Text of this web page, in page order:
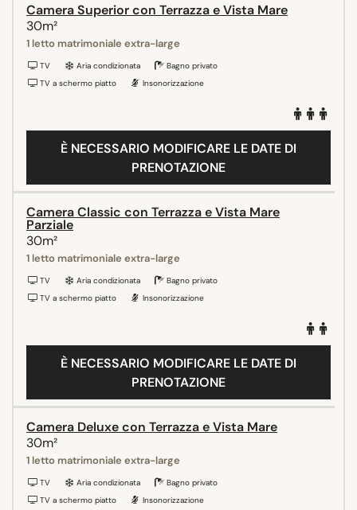
Camera Superior con Terrazza e Vista Mare
30m²
1 letto matrimoniale extra-large
TV Aria condizionata
Bagno privato
TV a schermo piatto
Insonorizzazione
È NECESSARIO MODIFICARE LE DATE DI
PRENOTAZIONE
Camera Classic con Terrazza e Vista Mare
Parziale
30m²
1 letto matrimoniale extra-large
TV Aria condizionata
Bagno privato
TV a schermo piatto
Insonorizzazione
È NECESSARIO MODIFICARE LE DATE DI
PRENOTAZIONE
Camera Deluxe con Terrazza e Vista Mare
30m²
1 letto matrimoniale extra-large
TV Aria condizionata
Bagno privato
TV a schermo piatto
Insonorizzazione